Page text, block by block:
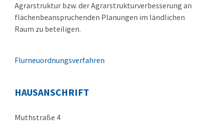
Agrarstruktur bzw. der Agrarstrukturverbesserung an
flächenbeanspruchenden Planungen im ländlichen
Raum zu beteiligen.
Flurneuordnungsverfahren
HAUSANSCHRIFT
Muthstraße 4